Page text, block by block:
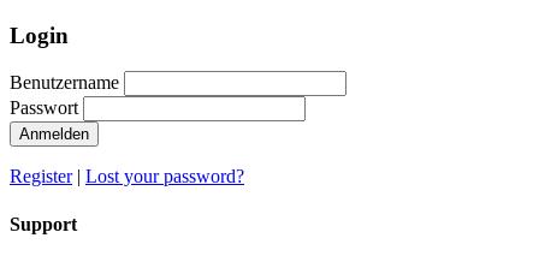
Login
Benutzername
Passwort
Anmelden
Register| Lost your password?
Support